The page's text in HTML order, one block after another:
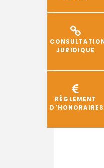
JURIDIQUE
RÈGLEMENT
D'HONORAIRES